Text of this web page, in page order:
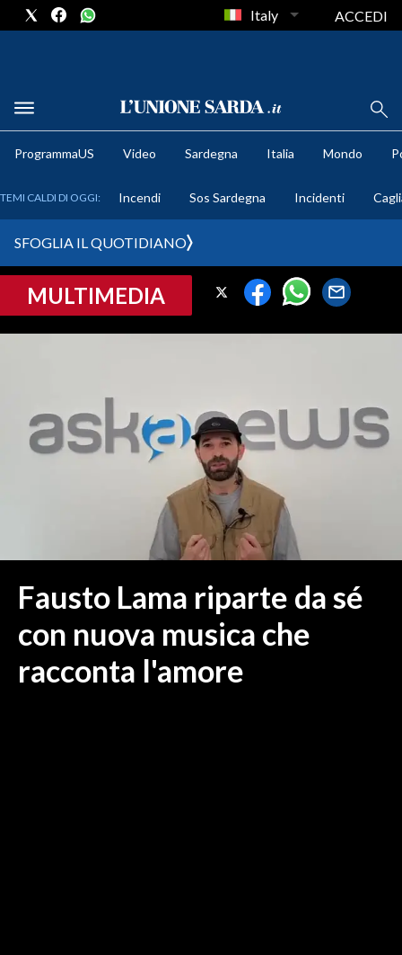
METEO
CRONACA SARDEGNA
MEDIO CAMPIDANO
ORISTANO E PROVINCIA
ITALIA
MONDO
Italy ACCEDI
ProgrammaUS Video Sardegna Italia Mondo
TEMI CALDI DI OGGI: Incendi Sos Sardegna Incidenti
SFOGLIA IL QUOTIDIANO
MULTIMEDIA
Fausto Lama riparte da sé
con nuova musica che
racconta l'amore